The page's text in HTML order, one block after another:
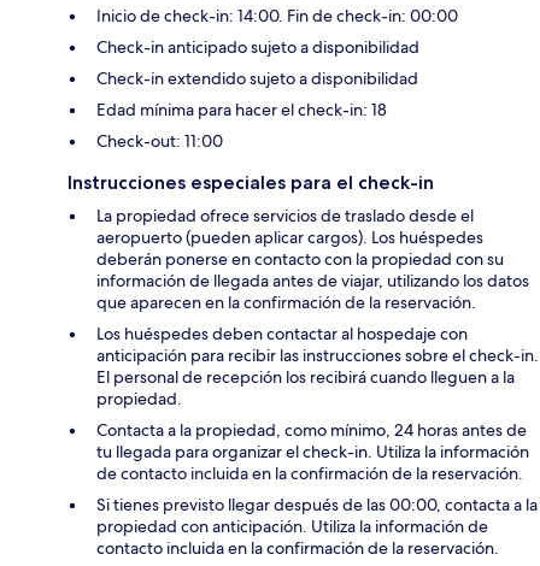
Inicio de check-in: 14:00. Fin de check-in: 00:00
Check-in anticipado sujeto a disponibilidad
Check-in extendido sujeto a disponibilidad
Edad mínima para hacer el check-in: 18
Check-out: 11:00
Instrucciones especiales para el check-in
La propiedad ofrece servicios de traslado desde el
aeropuerto (pueden aplicar cargos). Los huéspedes
deberán ponerse en contacto con la propiedad con su
información de llegada antes de viajar, utilizando los datos
que aparecen en la confirmación de la reservación.
Los huéspedes deben contactar al hospedaje con
anticipación para recibir las instrucciones sobre el check-in.
El personal de recepción los recibirá cuando lleguen a la
propiedad.
Contacta a la propiedad, como mínimo, 24 horas antes de
tu llegada para organizar el check-in. Utiliza la información
de contacto incluida en la confirmación de la reservación.
Si tienes previsto llegar después de las 00:00, contacta a la
propiedad con anticipación. Utiliza la información de
contacto incluida en la confirmación de la reservación.